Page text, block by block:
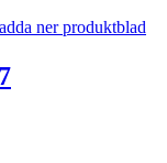
ner produktblad